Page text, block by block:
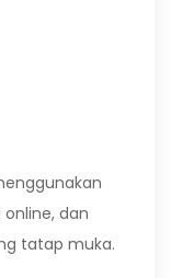
dan
tatap muka.